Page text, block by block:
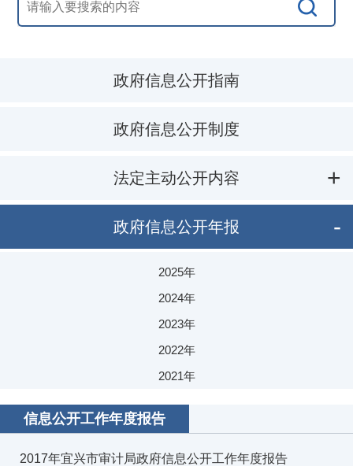
政府信息公开指南
政府信息公开制度
法定主动公开内容
政府信息公开年报
2025年
2024年
2023年
2022年
2021年
2020年
2019年
2018年
信息公开工作年度报告
2017年宜兴市审计局政府信息公开工作年度报告